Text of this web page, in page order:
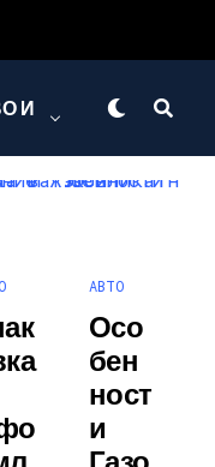
И
АВТО
Осо
Бен
Ност
И
Газо